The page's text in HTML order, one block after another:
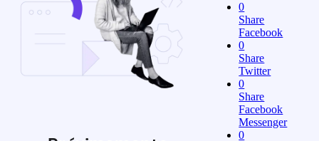
0
Share
Facebook
0
Share
Twitter
0
Share
Facebook
Messenger
0